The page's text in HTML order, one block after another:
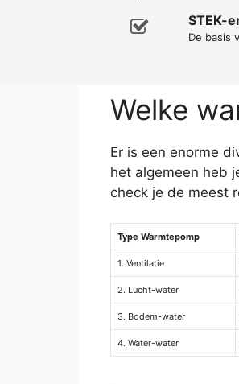
STEK-
De basis
Welke
Er is een enorme
het algemeen heb
check je de meest
Type Warmtepomp
1. Ventilatie
2. Lucht-water
3. Bodem-water
4. Water-water